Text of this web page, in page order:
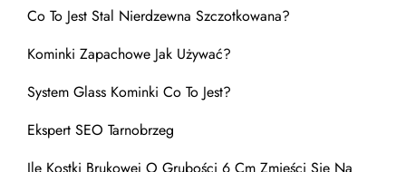
Co To Jest Stal Nierdzewna Szczotkowana?
Kominki Zapachowe Jak Używać?
System Glass Kominki Co To Jest?
Ekspert SEO Tarnobrzeg